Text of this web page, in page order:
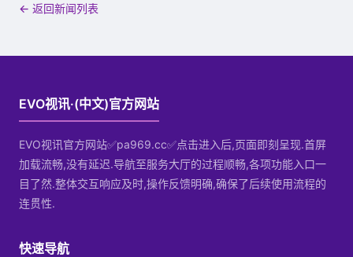
← 返回新闻列表
EVO视讯·(中文)官方网站
EVO视讯官方网站✅pa969.cc✅点击进入后,页面即刻呈现.首屏
加载流畅,没有延迟.导航至服务大厅的过程顺畅,各项功能入口一
目了然.整体交互响应及时,操作反馈明确,确保了后续使用流程的
连贯性.
快速导航